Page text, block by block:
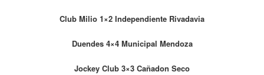
Club Milio 1×2 Independiente Rivadavia
Duendes 4×4 Municipal Mendoza
Jockey Club 3×3 Cañadon Seco